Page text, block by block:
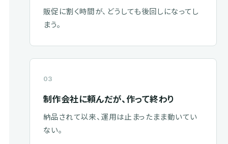
販促に割く時間が、どうしても後回しになってし
まう。
03
制作会社に頼んだが、作って終わり
納品されて以来、運用は止まったまま動いてい
ない。